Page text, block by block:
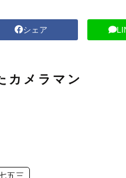
シェア
カメラマン
五三